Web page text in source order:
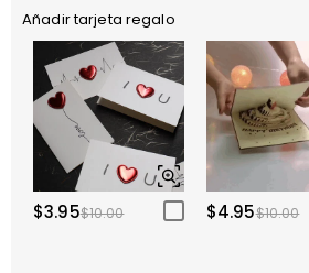
Añadir tarjeta regalo
$3.95$10.00 $4.95$10.00